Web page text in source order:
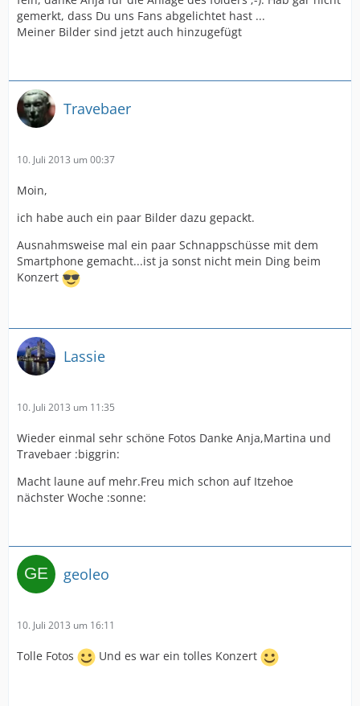
gemerkt, dass Du uns Fans abgelichtet hast ...
Meiner Bilder sind jetzt auch hinzugefügt
Travebaer
10. Juli 2013 um 00:37
Moin,
ich habe auch ein paar Bilder dazu gepackt.
Ausnahmsweise mal ein paar Schnappschüsse mit dem
Smartphone gemacht...ist ja sonst nicht mein Ding beim
Konzert
Lassie
10. Juli 2013 um 11:35
Wieder einmal sehr schöne Fotos Danke Anja,Martina und
Travebaer :biggrin:
Macht laune auf mehr.Freu mich schon auf Itzehoe
nächster Woche :sonne:
geoleo
10. Juli 2013 um 16:11
Tolle Fotos Und es war ein tolles Konzert